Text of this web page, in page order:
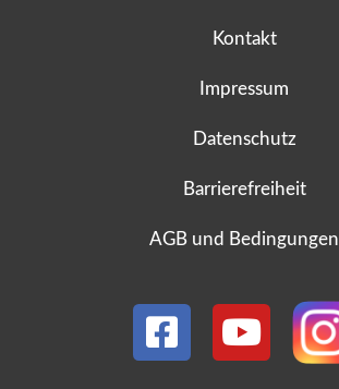
Kontakt
Impressum
Datenschutz
Barrierefreiheit
AGB und Bedingungen